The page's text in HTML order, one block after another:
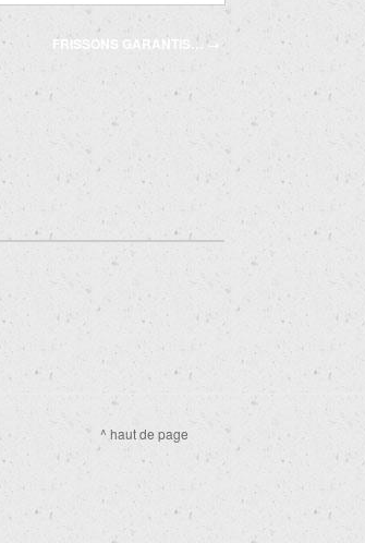
FRISSONS GARANTIS…→
^ haut de page